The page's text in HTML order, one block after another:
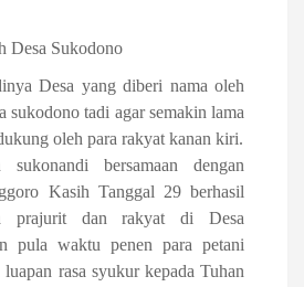
Desa Sukodono
Desa yang diberi nama oleh
sukodono tadi agar semakin lama
oleh para rakyat kanan kiri.
sukonandi bersamaan dengan
Kasih Tanggal 29 berhasil
prajurit dan rakyat di Desa
pula waktu penen para petani
rasa syukur kepada Tuhan